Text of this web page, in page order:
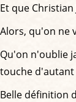
Et que
Alors, qu'on ne
Qu'on n'oublie
touche d'autant
Belle définition